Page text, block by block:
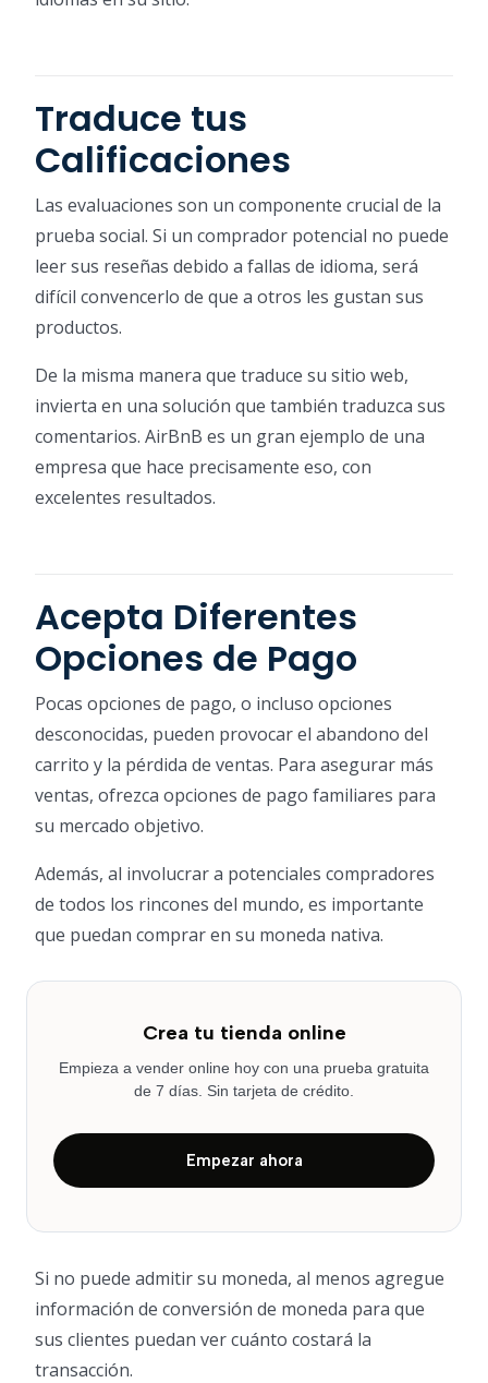
Traduce tus
Calificaciones
Las evaluaciones son un componente crucial de la
prueba social. Si un comprador potencial no puede
leer sus reseñas debido a fallas de idioma, será
difícil convencerlo de que a otros les gustan sus
productos.
De la misma manera que traduce su sitio web,
invierta en una solución que también traduzca sus
comentarios. AirBnB es un gran ejemplo de una
empresa que hace precisamente eso, con
excelentes resultados.
Acepta Diferentes
Opciones de Pago
Pocas opciones de pago, o incluso opciones
desconocidas, pueden provocar el abandono del
carrito y la pérdida de ventas. Para asegurar más
ventas, ofrezca opciones de pago familiares para
su mercado objetivo.
Además, al involucrar a potenciales compradores
de todos los rincones del mundo, es importante
que puedan comprar en su moneda nativa.
Crea tu tienda online
Empieza a vender online hoy con una prueba gratuita
de 7 días. Sin tarjeta de crédito.
Empezar ahora
Si no puede admitir su moneda, al menos agregue
información de conversión de moneda para que
sus clientes puedan ver cuánto costará la
transacción.